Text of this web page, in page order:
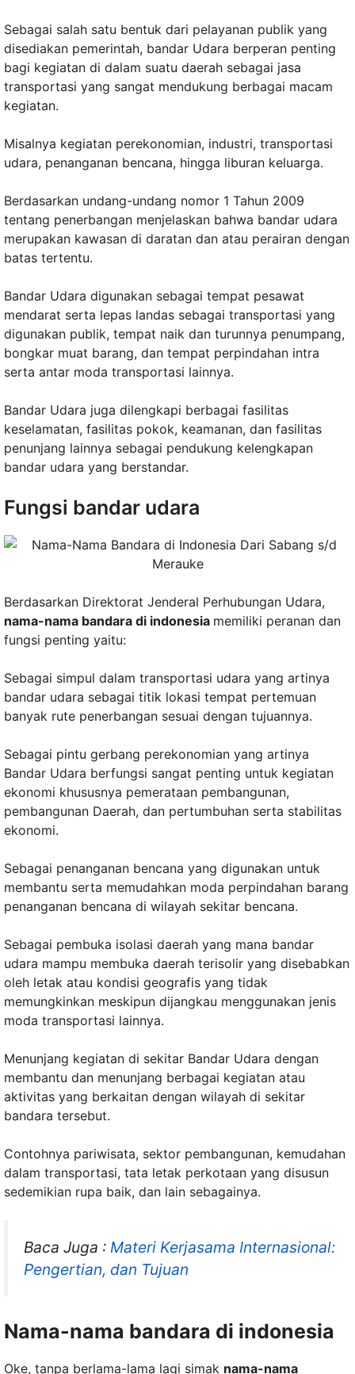
Sebagai salah satu bentuk dari pelayanan publik yang
disediakan pemerintah, bandar Udara berperan penting
bagi kegiatan di dalam suatu daerah sebagai jasa
transportasi yang sangat mendukung berbagai macam
kegiatan.
Misalnya kegiatan perekonomian, industri, transportasi
udara, penanganan bencana, hingga liburan keluarga.
Berdasarkan undang-undang nomor 1 Tahun 2009
tentang penerbangan menjelaskan bahwa bandar udara
merupakan kawasan di daratan dan atau perairan dengan
batas tertentu.
Bandar Udara digunakan sebagai tempat pesawat
mendarat serta lepas landas sebagai transportasi yang
digunakan publik, tempat naik dan turunnya penumpang,
bongkar muat barang, dan tempat perpindahan intra
serta antar moda transportasi lainnya.
Bandar Udara juga dilengkapi berbagai fasilitas
keselamatan, fasilitas pokok, keamanan, dan fasilitas
penunjang lainnya sebagai pendukung kelengkapan
bandar udara yang berstandar.
Fungsi bandar udara
Berdasarkan Direktorat Jenderal Perhubungan Udara,
nama-nama bandara di indonesia memiliki peranan dan
fungsi penting yaitu:
Sebagai simpul dalam transportasi udara yang artinya
bandar udara sebagai titik lokasi tempat pertemuan
banyak rute penerbangan sesuai dengan tujuannya.
Sebagai pintu gerbang perekonomian yang artinya
Bandar Udara berfungsi sangat penting untuk kegiatan
ekonomi khususnya pemerataan pembangunan,
pembangunan Daerah, dan pertumbuhan serta stabilitas
ekonomi.
Sebagai penanganan bencana yang digunakan untuk
membantu serta memudahkan moda perpindahan barang
penanganan bencana di wilayah sekitar bencana.
Sebagai pembuka isolasi daerah yang mana bandar
udara mampu membuka daerah terisolir yang disebabkan
oleh letak atau kondisi geografis yang tidak
memungkinkan meskipun dijangkau menggunakan jenis
moda transportasi lainnya.
Menunjang kegiatan di sekitar Bandar Udara dengan
membantu dan menunjang berbagai kegiatan atau
aktivitas yang berkaitan dengan wilayah di sekitar
bandara tersebut.
Contohnya pariwisata, sektor pembangunan, kemudahan
dalam transportasi, tata letak perkotaan yang disusun
sedemikian rupa baik, dan lain sebagainya.
Baca Juga : Materi Kerjasama Internasional:
Pengertian, dan Tujuan
Nama-nama bandara di indonesia
Oke, tanpa berlama-lama lagi simak nama-nama